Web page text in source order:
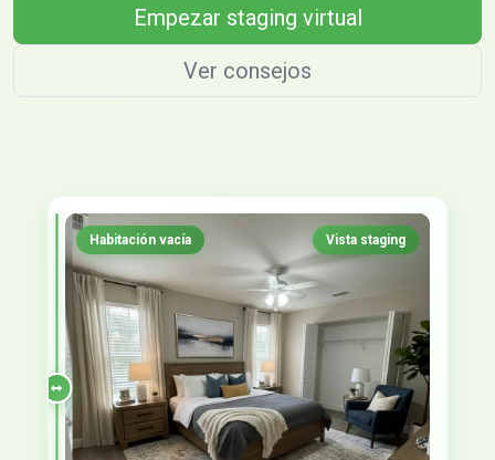
Empezar staging virtual
Ver consejos
Habitación vacía Vista staging